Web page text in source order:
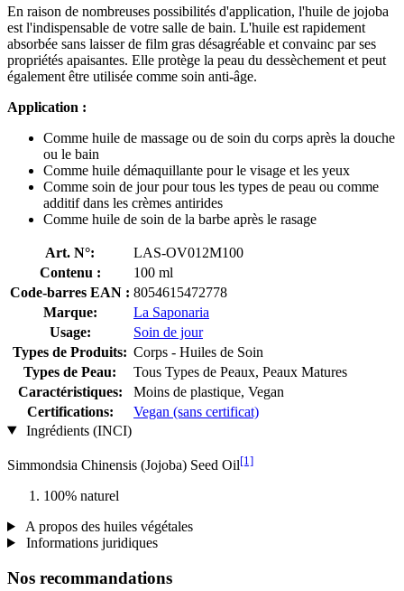
En raison de nombreuses possibilités d'application, l'huile de jojoba
est l'indispensable de votre salle de bain. L'huile est rapidement
absorbée sans laisser de film gras désagréable et convainc par ses
propriétés apaisantes. Elle protège la peau du dessèchement et peut
également être utilisée comme soin anti-âge.
Application :
Comme huile de massage ou de soin du corps après la douche
ou le bain
Comme huile démaquillante pour le visage et les yeux
Comme soin de jour pour tous les types de peau ou comme
additif dans les crèmes antirides
Comme huile de soin de la barbe après le rasage
Art. N°:
LAS-OV012M100
Contenu :
100 ml
Code-barres EAN : 8054615472778
Marque:
La Saponaria
Usage:
Soin de jour
Types de Produits: Corps - Huiles de Soin
Types de Peau:
Tous Types de Peaux, Peaux Matures
Caractéristiques:
Moins de plastique, Vegan
Certifications:
Vegan (sans certificat)
Ingrédients (INCI)
Simmondsia Chinensis (Jojoba) Seed Oil[1]
100% naturel
A propos des huiles végétales
Informations juridiques
Nos recommandations